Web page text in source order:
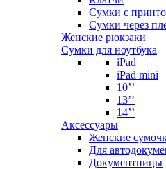
Сумки с
Сумки через
Женские рюкзаки
Сумки для ноутбука
iPad
iPad mini
10’’
13’’
14’’
Аксессуары
Женские
Для
Документницы